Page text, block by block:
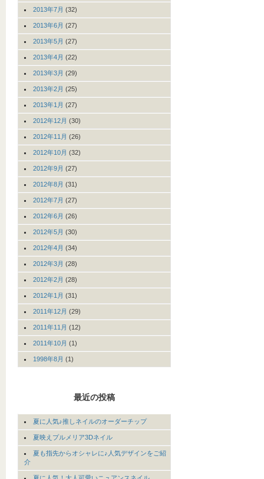
2013年7月 (32)
2013年6月 (27)
2013年5月 (27)
2013年4月 (22)
2013年3月 (29)
2013年2月 (25)
2013年1月 (27)
2012年12月 (30)
2012年11月 (26)
2012年10月 (32)
2012年9月 (27)
2012年8月 (31)
2012年7月 (27)
2012年6月 (26)
2012年5月 (30)
2012年4月 (34)
2012年3月 (28)
2012年2月 (28)
2012年1月 (31)
2011年12月 (29)
2011年11月 (12)
2011年10月 (1)
1998年8月 (1)
最近の投稿
夏に人気♪推しネイルのオーダーチップ
夏映えプルメリア3Dネイル
夏も指先からオシャレに♪人気デザインをご紹
介